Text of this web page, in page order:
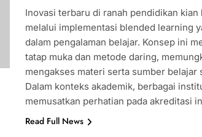
Inovasi terbaru di ranah pendidikan
melalui implementasi blended learning
dalam pengalaman belajar. Konsep ini
tatap muka dan metode daring,
mengakses materi serta sumber belajar
Dalam konteks akademik, berbagai
memusatkan perhatian pada akreditasi
Read Full News